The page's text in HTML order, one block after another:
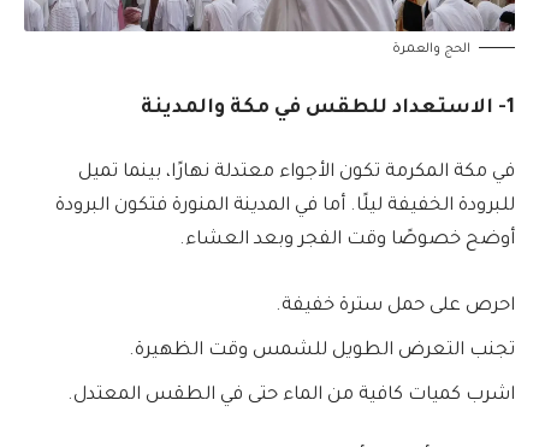
الحج والعمرة
1- الاستعداد للطقس في مكة والمدينة
في مكة المكرمة تكون الأجواء معتدلة نهارًا، بينما تميل
للبرودة الخفيفة ليلًا. أما في المدينة المنورة فتكون البرودة
أوضح خصوصًا وقت الفجر وبعد العشاء.
احرص على حمل سترة خفيفة.
تجنب التعرض الطويل للشمس وقت الظهيرة.
اشرب كميات كافية من الماء حتى في الطقس المعتدل.